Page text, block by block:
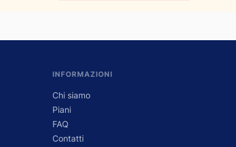
INFORMAZIONI
Chi siamo
Piani
FAQ
Contatti